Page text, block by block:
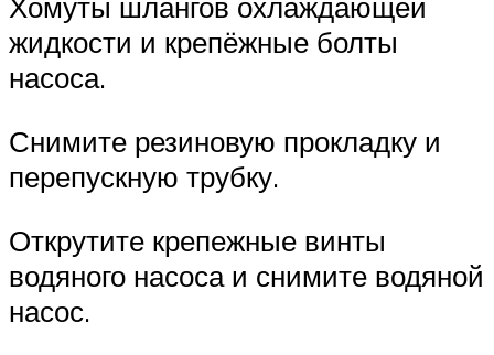
жидкости и крепёжные болты
насоса.
Снимите резиновую прокладку и
перепускную трубку.
Открутите крепежные винты
водяного насоса и снимите водяной
насос.